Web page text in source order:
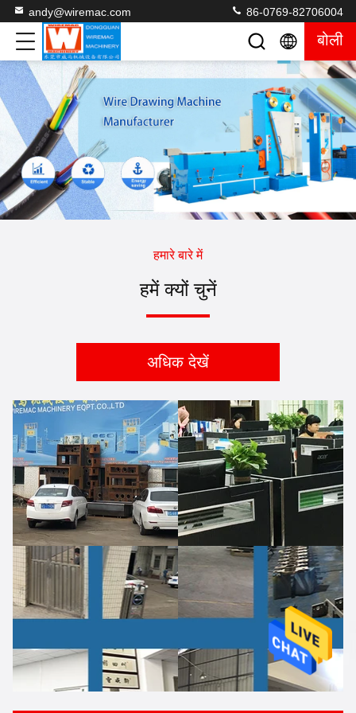
andy@wiremac.com 86-0769-82706004
बोली
हमारे बारे में
हमें क्यों चुनें
अधिक देखें